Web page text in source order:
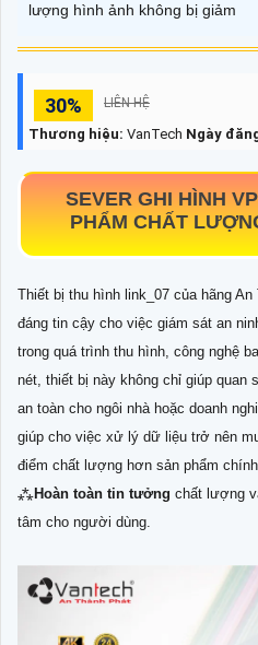
lượng hình ảnh không bị giảm
30% LIÊN HỆ
Thương hiệu: VanTech Ngày
SEVER GHI HÌNH
PHẨM CHẤT
Thiết bị thu hình link_07 của hãng
đáng tin cậy cho việc giám sát an
trong quá trình thu hình, công nghệ
nét, thiết bị này không chỉ giúp quan
an toàn cho ngôi nhà hoặc doanh
giúp cho việc xử lý dữ liệu trở nên
điểm chất lượng hơn sản phẩm
⁂Hoàn toàn tin tưởng chất lượng
tâm cho người dùng.